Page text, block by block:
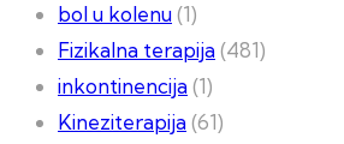
bol u kolenu(1)
Fizikalna terapija(481)
inkontinencija(1)
Kineziterapija(61)